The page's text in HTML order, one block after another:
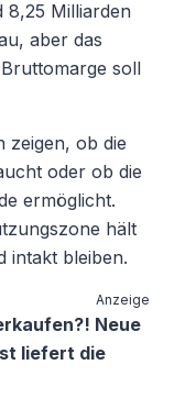
8,25 Milliarden
aber das
soll
zeigen, ob die
oder ob die
ermöglicht.
hält
intakt bleiben.
Anzeige
Neue
liefert die